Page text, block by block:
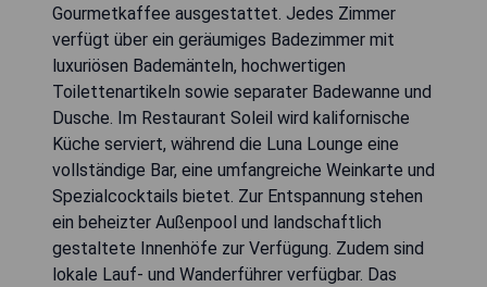
Gourmetkaffee ausgestattet. Jedes Zimmer
verfügt über ein geräumiges Badezimmer mit
luxuriösen Bademänteln, hochwertigen
Toilettenartikeln sowie separater Badewanne und
Dusche. Im Restaurant Soleil wird kalifornische
Küche serviert, während die Luna Lounge eine
vollständige Bar, eine umfangreiche Weinkarte und
Spezialcocktails bietet. Zur Entspannung stehen
ein beheizter Außenpool und landschaftlich
gestaltete Innenhöfe zur Verfügung. Zudem sind
lokale Lauf- und Wanderführer verfügbar. Das